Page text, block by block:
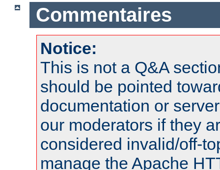
Commentaires
Notice:
This is not a Q&A
should be pointed
documentation or
our moderators if they
considered invalid/off-
manage the Apache